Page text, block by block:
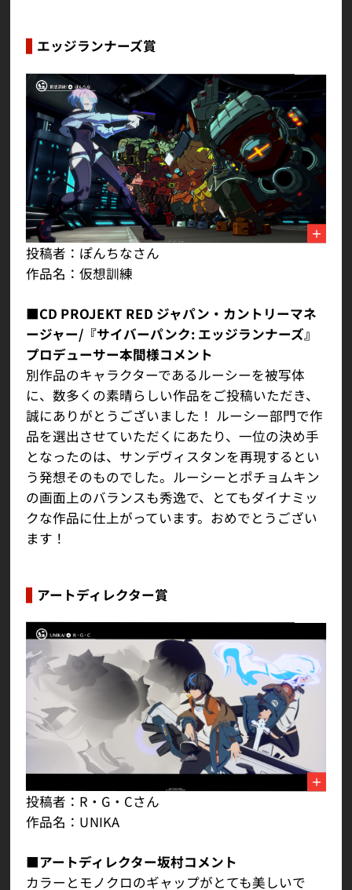
エッジランナーズ賞
投稿者：ぽんちなさん
作品名：仮想訓練
■CD PROJEKT RED ジャパン・カントリーマネ
ージャー/『サイバーパンク: エッジランナーズ』
プロデューサー本間様コメント
別作品のキャラクターであるルーシーを被写体
に、数多くの素晴らしい作品をご投稿いただき、
誠にありがとうございました！ ルーシー部門で作
品を選出させていただくにあたり、一位の決め手
となったのは、サンデヴィスタンを再現するとい
う発想そのものでした。ルーシーとポチョムキン
の画面上のバランスも秀逸で、とてもダイナミッ
クな作品に仕上がっています。おめでとうござい
ます！
アートディレクター賞
投稿者：R・G・Cさん
作品名：UNIKA
■アートディレクター坂村コメント
カラーとモノクロのギャップがとても美しいで